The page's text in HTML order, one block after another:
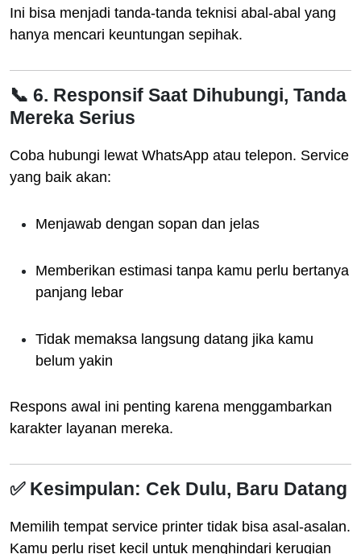
Ini bisa menjadi tanda-tanda teknisi abal-abal yang
hanya mencari keuntungan sepihak.
📞 6. Responsif Saat Dihubungi, Tanda
Mereka Serius
Coba hubungi lewat WhatsApp atau telepon. Service
yang baik akan:
Menjawab dengan sopan dan jelas
Memberikan estimasi tanpa kamu perlu bertanya
panjang lebar
Tidak memaksa langsung datang jika kamu
belum yakin
Respons awal ini penting karena menggambarkan
karakter layanan mereka.
✅ Kesimpulan: Cek Dulu, Baru Datang
Memilih tempat service printer tidak bisa asal-asalan.
Kamu perlu riset kecil untuk menghindari kerugian